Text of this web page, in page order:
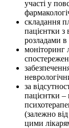
участі у
складання
пацієнтки
розладами в
моніторинг
за
пацієнтки –
(залежно від
цими